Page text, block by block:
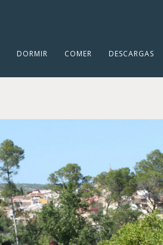
DORMIR COMER DESCARGAS